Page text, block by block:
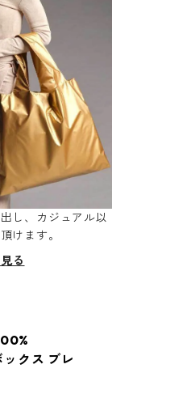
し、カジュアル以
けます。
る
クス ブレ